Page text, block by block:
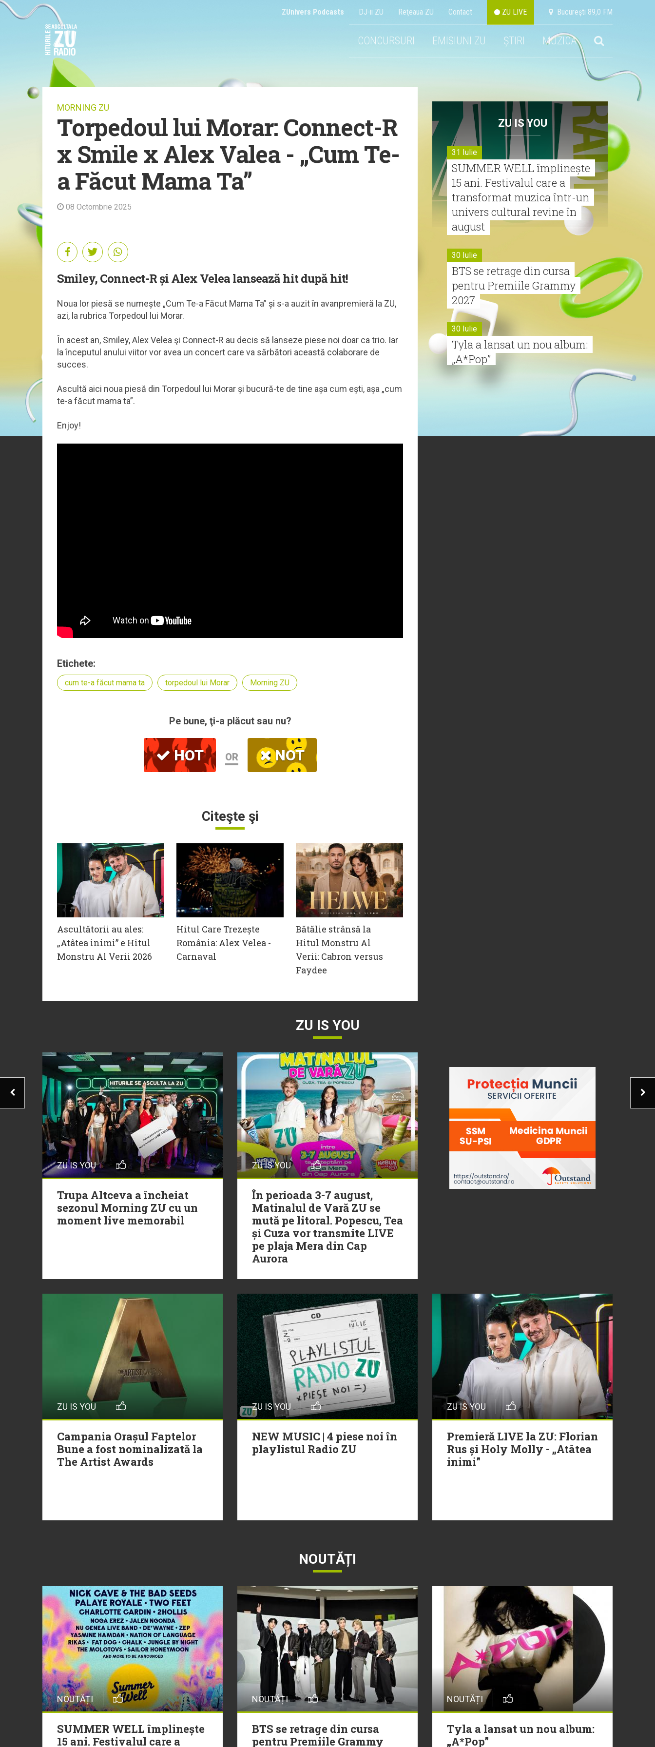
ZUnivers Podcasts DJ-ii ZU Reţeaua ZU Contact ZU LIVE Bucureşti 89,0 FM
CONCURSURI EMISIUNI ZU ȘTIRI MUZICA
MORNING ZU
Torpedoul lui Morar: Connect-R
x Smile x Alex Valea - „Cum Te-
a Făcut Mama Ta”
08 Octombrie 2025
Smiley, Connect-R și Alex Velea lansează hit după hit!
Noua lor piesă se numește „Cum Te-a Făcut Mama Ta” și s-a auzit în avanpremieră la ZU,
azi, la rubrica Torpedoul lui Morar.
În acest an, Smiley, Alex Velea şi Connect-R au decis să lanseze piese noi doar ca trio. Iar
la începutul anului viitor vor avea un concert care va sărbători această colaborare de
succes.
Ascultă aici noua piesă din Torpedoul lui Morar și bucură-te de tine așa cum ești, așa „cum
te-a făcut mama ta”.
Enjoy!
Etichete:
cum te-a făcut mama ta torpedoul lui Morar Morning ZU
Pe bune, ţi-a plăcut sau nu?
HOT OR NOT
Citeşte şi
Ascultătorii au ales:
„Atâtea inimi” e Hitul
Monstru Al Verii 2026
Hitul Care Trezește
România: Alex Velea -
Carnaval
Bătălie strânsă la
Hitul Monstru Al
Verii: Cabron versus
Faydee
ZU IS YOU
31 Iulie
SUMMER WELL împlinește
15 ani. Festivalul care a
transformat muzica într-un
univers cultural revine în
august
30 Iulie
BTS se retrage din cursa
pentru Premiile Grammy
2027
30 Iulie
Tyla a lansat un nou album:
„A*Pop”
Alexia lansează videoclipul
oficial pentru „Nu mai am
nume”
ZU IS YOU
ZU IS YOU
Trupa Altceva a încheiat
sezonul Morning ZU cu un
moment live memorabil
ZU IS YOU
În perioada 3-7 august,
Matinalul de Vară ZU se
mută pe litoral. Popescu, Tea
și Cuza vor transmite LIVE
pe plaja Mera din Cap
Aurora
ZU IS YOU
Campania Orașul Faptelor
Bune a fost nominalizată la
The Artist Awards
ZU IS YOU
NEW MUSIC | 4 piese noi în
playlistul Radio ZU
ZU IS YOU
Premieră LIVE la ZU: Florian
Rus și Holy Molly - „Atâtea
inimi”
NOUTĂȚI
NOUTĂȚI
SUMMER WELL împlinește
15 ani. Festivalul care a
NOUTĂȚI
BTS se retrage din cursa
pentru Premiile Grammy
NOUTĂȚI
Tyla a lansat un nou album:
„A*Pop”